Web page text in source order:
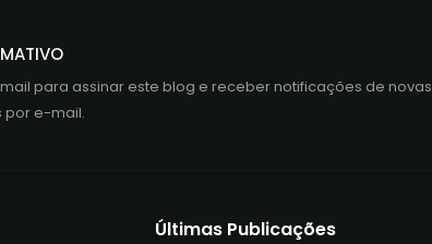
para assinar este blog e receber notificações de novas
por e-mail.
Últimas Publicações